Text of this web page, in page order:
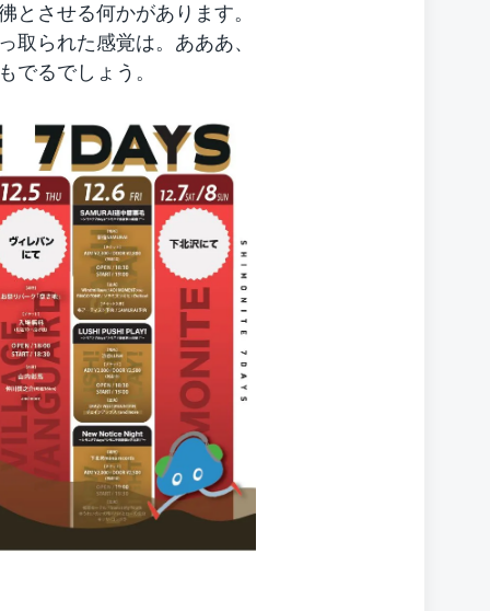
とさせる何かがあります。
取られた感覚は。あああ、
でるでしょう。